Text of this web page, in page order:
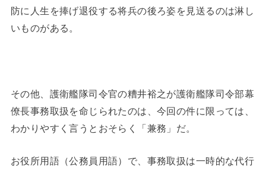
防に人生を捧げ退役する将兵の後ろ姿を見送るのは淋し
いものがある。
その他、護衛艦隊司令官の糟井裕之が護衛艦隊司令部幕
僚長事務取扱を命じられたのは、今回の件に限っては、
わかりやすく言うとおそらく「兼務」だ。
お役所用語（公務員用語）で、事務取扱は一時的な代行